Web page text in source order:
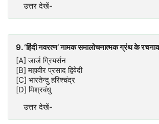
उत्तर देखें-
9. ‘हिंदी नवरत्न’ नामक समालोचनात्मक ग्रंथ के
[A] जार्ज ग्रियर्सन
[B] महावीर प्रसाद द्विवेदी
[C] भारतेन्दु हरिश्चंद्र
[D] मिश्रबंधु
उत्तर देखें-